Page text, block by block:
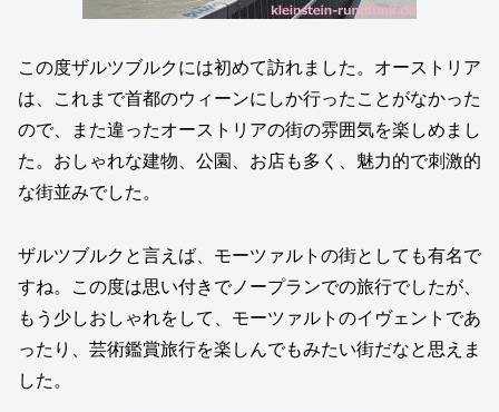
この度ザルツブルクには初めて訪れました。オーストリア
は、これまで首都のウィーンにしか行ったことがなかった
ので、また違ったオーストリアの街の雰囲気を楽しめまし
た。おしゃれな建物、公園、お店も多く、魅力的で刺激的
な街並みでした。
ザルツブルクと言えば、モーツァルトの街としても有名で
すね。この度は思い付きでノープランでの旅行でしたが、
もう少しおしゃれをして、モーツァルトのイヴェントであ
ったり、芸術鑑賞旅行を楽しんでもみたい街だなと思えま
した。